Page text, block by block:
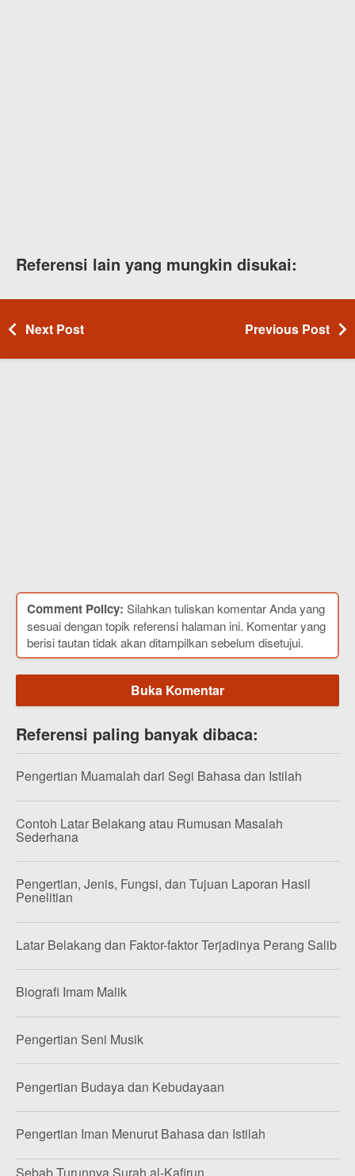
Referensi lain yang mungkin disukai:
Next Post Previous Post
Comment Policy: Silahkan tuliskan komentar Anda yang
sesuai dengan topik referensi halaman ini. Komentar yang
berisi tautan tidak akan ditampilkan sebelum disetujui.
Buka Komentar
Referensi paling banyak dibaca:
Pengertian Muamalah dari Segi Bahasa dan Istilah
Contoh Latar Belakang atau Rumusan Masalah
Sederhana
Pengertian, Jenis, Fungsi, dan Tujuan Laporan Hasil
Penelitian
Latar Belakang dan Faktor-faktor Terjadinya Perang Salib
Biografi Imam Malik
Pengertian Seni Musik
Pengertian Budaya dan Kebudayaan
Pengertian Iman Menurut Bahasa dan Istilah
Sebab Turunnya Surah al-Kafirun